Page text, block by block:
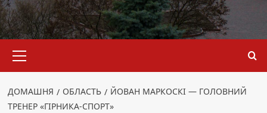
меню
ДОМАШНЯ ОБЛАСТЬ
ЙОВАН МАРКОСКІ — ГОЛОВНИЙ
ТРЕНЕР «ГІРНИКА-СПОРТ»